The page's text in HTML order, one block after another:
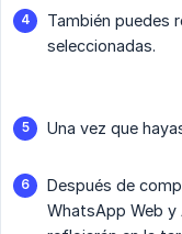
También puedes
seleccionadas.
Una vez que
Después de
WhatsApp Web y